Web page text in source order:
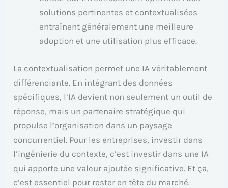
solutions pertinentes et contextualisées
entraînent généralement une meilleure
adoption et une utilisation plus efficace.
La contextualisation permet une IA véritablement
différenciante. En intégrant des données
spécifiques, l’IA devient non seulement un outil de
réponse, mais un partenaire stratégique qui
propulse l’organisation dans un paysage
concurrentiel. Pour les entreprises, investir dans
l’ingénierie du contexte, c’est investir dans une IA
qui apporte une valeur ajoutée significative. Et ça,
c’est essentiel pour rester en tête du marché.